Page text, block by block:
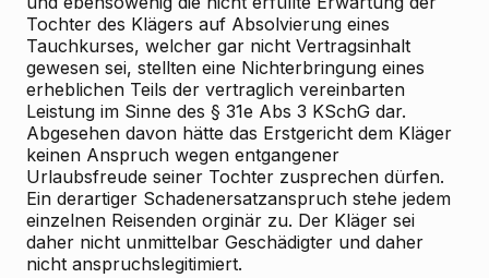
Tochter des Klägers auf Absolvierung eines
Tauchkurses, welcher gar nicht Vertragsinhalt
gewesen sei, stellten eine Nichterbringung eines
erheblichen Teils der vertraglich vereinbarten
Leistung im Sinne des § 31e Abs 3 KSchG dar.
Abgesehen davon hätte das Erstgericht dem Kläger
keinen Anspruch wegen entgangener
Urlaubsfreude seiner Tochter zusprechen dürfen.
Ein derartiger Schadenersatzanspruch stehe jedem
einzelnen Reisenden orginär zu. Der Kläger sei
daher nicht unmittelbar Geschädigter und daher
nicht anspruchslegitimiert.